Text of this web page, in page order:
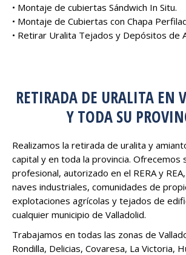
• Montaje de cubiertas Sándwich In Situ.
• Montaje de Cubiertas con Chapa
• Retirar Uralita Tejados y Depósitos de
RETIRADA DE URALITA EN
Y TODA SU
Realizamos la retirada de uralita y
capital y en toda la provincia. Ofrecemos
profesional, autorizado en el RERA y
naves industriales, comunidades de
explotaciones agrícolas y tejados de
cualquier municipio de Valladolid.
Trabajamos en todas las zonas de
Rondilla, Delicias, Covaresa, La Victoria,